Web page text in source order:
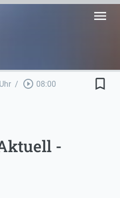
menu
/ play_circle_outline 08:00 bookmark_border
-